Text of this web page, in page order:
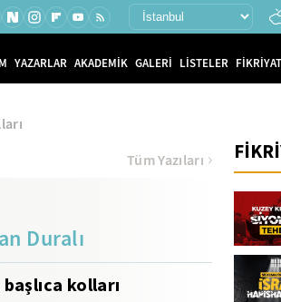
YAZARLAR AKADEMİK GALERİ LİSTELER
Duralı
kolları
Tüm Yazıları